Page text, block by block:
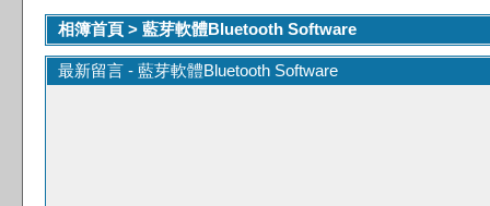
相簿首頁 > 藍芽軟體Bluetooth Software
最新留言 - 藍芽軟體Bluetooth Software